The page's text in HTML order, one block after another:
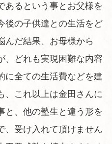
あるという事とお父様を
後の子供達との生活をど
んだ結果、お母様から
、どれも実現困難な内容
に全ての生活費などを建
、これ以上は金田さんに
と、他の塾生と違う形を
、受け入れて頂けません